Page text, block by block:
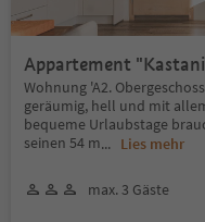
Appartement
Wohnung 'A2.
geräumig, hell und mit
bequeme Urlaubstage
seinen 54 m... Lies mehr
max. 3 Gäste